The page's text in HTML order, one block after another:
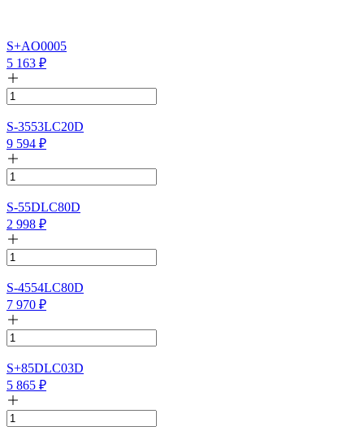
S+AO0005
5 163 ₽
S-3553LC20D
9 594 ₽
S-55DLC80D
2 998 ₽
S-4554LC80D
7 970 ₽
S+85DLC03D
5 865 ₽